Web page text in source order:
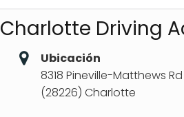
Charlotte Driving
Ubicación
8318 Pineville-Matthews
(28226) Charlotte